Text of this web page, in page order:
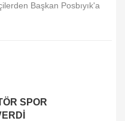
Başkan Posbıyık'a
SPOR